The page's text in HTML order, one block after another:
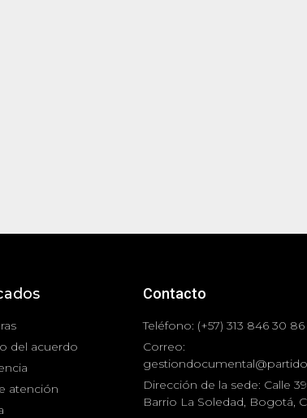
del acuerdo
atención
Contacto
Teléfono: (+57) 313 846 30 86
Correo:
Dirección de la sede: Calle
Barrio La Soledad, Bogotá,